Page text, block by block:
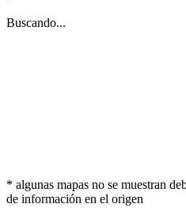
Buscando...
* algunas mapas no se muestran
de información en el origen